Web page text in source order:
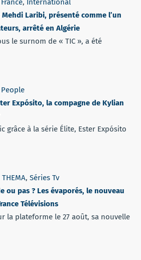
France, International
Mehdi Laribi, présenté comme l’un
arrêté en Algérie
le surnom de « TIC », a été
People
Expósito, la compagne de Kylian
grâce à la série Élite, Ester Expósito
THEMA, Séries Tv
ou pas ? Les évaporés, le nouveau
Télévisions
la plateforme le 27 août, sa nouvelle